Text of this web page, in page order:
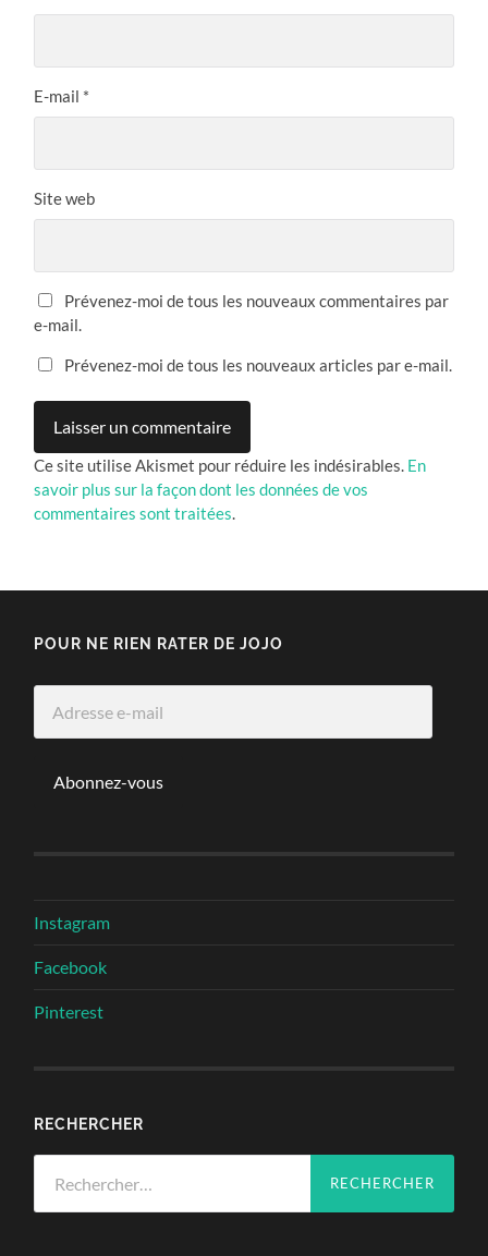
E-mail *
Site web
Prévenez-moi de tous les nouveaux commentaires par
e-mail.
Prévenez-moi de tous les nouveaux articles par e-mail.
Ce site utilise Akismet pour réduire les indésirables. En
savoir plus sur la façon dont les données de vos
commentaires sont traitées.
POUR NE RIEN RATER DE JOJO
Abonnez-vous
Instagram
Facebook
Pinterest
RECHERCHER